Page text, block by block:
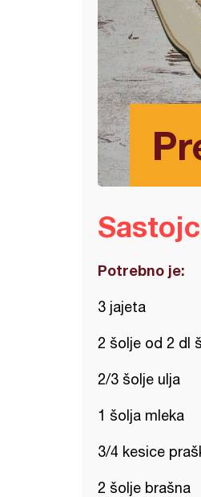
Potrebno je:
3 jajeta
2 šolje od 2 dl
2/3 šolje ulja
1 šolja mleka
3/4 kesice
2 šolje brašna